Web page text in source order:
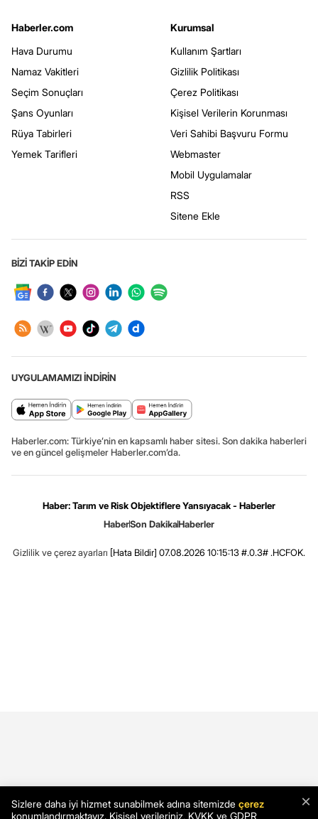
Haberler.com
Hava Durumu
Namaz Vakitleri
Seçim Sonuçları
Şans Oyunları
Rüya Tabirleri
Yemek Tarifleri
Kurumsal
Kullanım Şartları
Gizlilik Politikası
Çerez Politikası
Kişisel Verilerin Korunması
Veri Sahibi Başvuru Formu
Webmaster
Mobil Uygulamalar
RSS
Sitene Ekle
BİZİ TAKİP EDİN
UYGULAMAMIZI İNDİRİN
Haberler.com: Türkiye’nin en kapsamlı haber sitesi. Son dakika haberleri
ve en güncel gelişmeler Haberler.com’da.
Haber: Tarım ve Risk Objektiflere Yansıyacak - Haberler
HaberSon DakikaHaberler
Gizlilik ve çerez ayarları [Hata Bildir] 07.08.2026 10:15:13 #.0.3# .HCFOK.
×
Sizlere daha iyi hizmet sunabilmek adına sitemizde çerez
konumlandırmaktayız. Kişisel verileriniz, KVKK ve GDPR